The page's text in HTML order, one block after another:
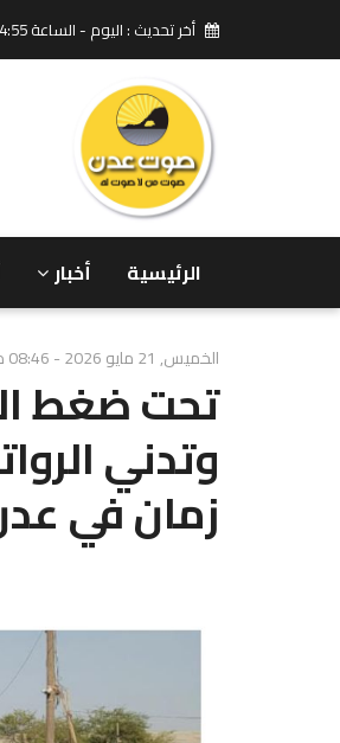
أخر تحديث : اليوم - الساعة 04:55 ص بتوقيت مدينة عدن
الرئيسية أخبار
الخميس, 21 مايو 2026 - 08:46 م (بتوقيت مدينة عدن)
تحت ضغط
وتدني
زمان في